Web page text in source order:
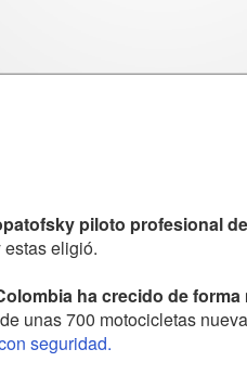
piloto profesional de
eligió.
ha crecido de
unas 700 motocicletas
seguridad.